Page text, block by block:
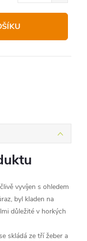
vyvíjen s ohledem
byl kladen na
důležité v horkých
skládá ze tří žeber a